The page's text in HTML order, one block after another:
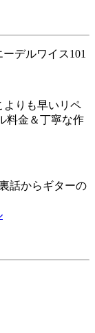
デルワイス101
よりも早いリペ
料金＆丁寧な作
話からギターの